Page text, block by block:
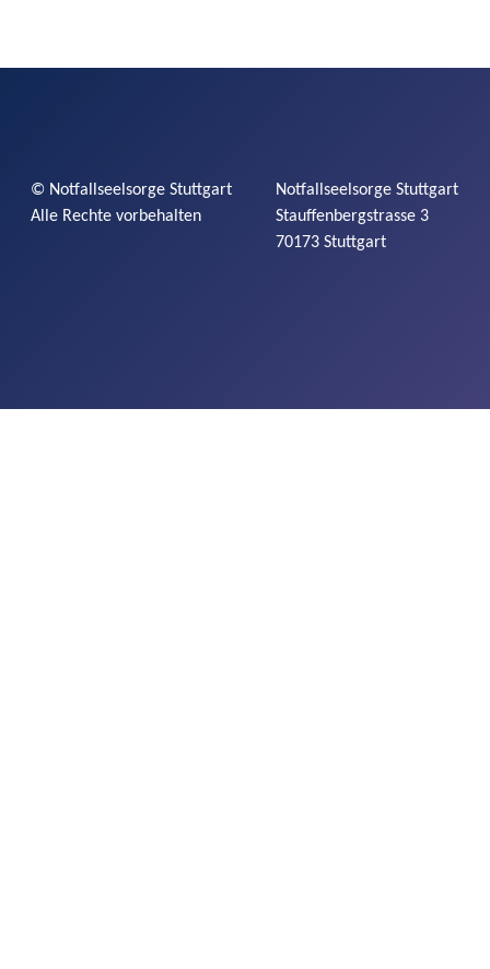
© Notfallseelsorge Stuttgart
Alle Rechte vorbehalten
Notfallseelsorge Stuttgart
Stauffenbergstrasse 3
70173 Stuttgart